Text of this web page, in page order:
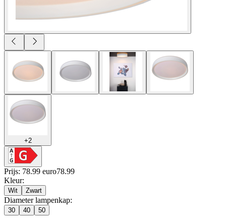
+2
Prijs: 78.99 euro78.99
Kleur:
Wit Zwart
Diameter lampenkap:
30 40 50